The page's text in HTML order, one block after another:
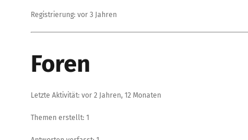
Registrierung: vor 3 Jahren
Foren
Letzte Aktivität: vor 2 Jahren, 12 Monaten
Themen erstellt: 1